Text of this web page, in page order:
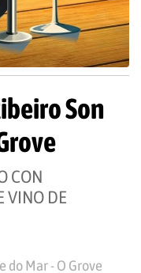
Son
CON
VINO DE
do Mar - O Grove